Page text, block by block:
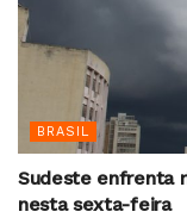
BRASIL
Sudeste enfrenta
nesta sexta-feira